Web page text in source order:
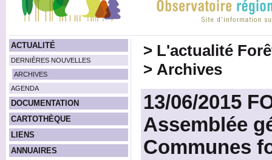
ACTUALITÉ
DERNIÈRES NOUVELLES
ARCHIVES
AGENDA
DOCUMENTATION
CARTOTHÈQUE
LIENS
ANNUAIRES
> L'actualité
> Archives
13/06/2015
Assemblée
Communes